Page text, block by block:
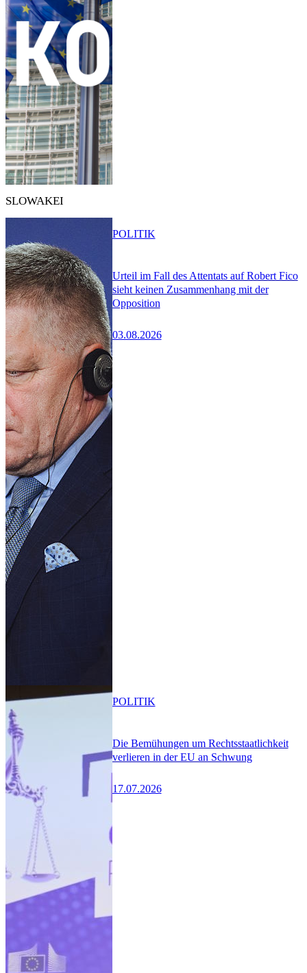
SLOWAKEI
Urteil im Fall des Attentats auf Robert Fico
sieht keinen Zusammenhang mit der
Opposition
03.08.2026
POLITIK
Die Bemühungen um Rechtsstaatlichkeit
verlieren in der EU an Schwung
17.07.2026
POLITIK